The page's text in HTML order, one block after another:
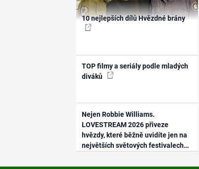
10 nejlepších dílů Hvězdné brány
TOP filmy a seriály podle mladých
diváků
Nejen Robbie Williams.
LOVESTREAM 2026 přiveze
hvězdy, které běžně uvidíte jen na
největších světových festivalech